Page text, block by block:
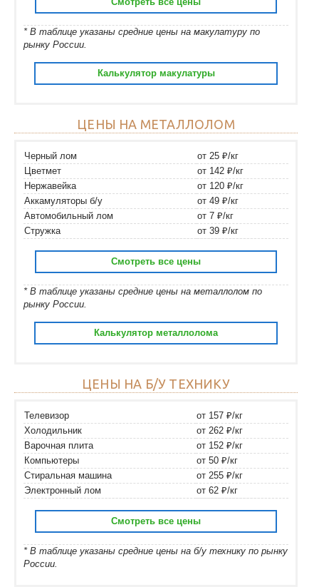
* В таблице указаны средние цены на макулатуру по
рынку России.
Калькулятор макулатуры
ЦЕНЫ НА МЕТАЛЛОЛОМ
Черный лом
от 25 ₽/кг
Цветмет
от 142 ₽/кг
Нержавейка
от 120 ₽/кг
Аккамуляторы б/у
от 49 ₽/кг
Автомобильный лом
от 7 ₽/кг
Стружка
от 39 ₽/кг
Смотреть все цены
* В таблице указаны средние цены на металлолом по
рынку России.
Калькулятор металлолома
ЦЕНЫ НА Б/У ТЕХНИКУ
Телевизор
от 157 ₽/кг
Холодильник
от 262 ₽/кг
Варочная плита
от 152 ₽/кг
Компьютеры
от 50 ₽/кг
Стиральная машина
от 255 ₽/кг
Электронный лом
от 62 ₽/кг
Смотреть все цены
* В таблице указаны средние цены на б/у технику по рынку
России.